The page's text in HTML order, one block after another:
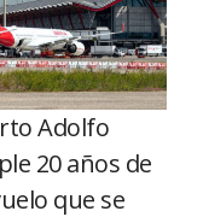
Adolfo
20 años de
que se